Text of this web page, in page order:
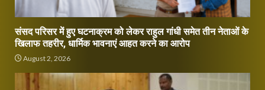
संसद परिसर में हुए घटनाक्रम को लेकर राहुल गांधी समेत तीन नेताओं के
खिलाफ तहरीर, धार्मिक भावनाएं आहत करने का आरोप
August 2, 2026